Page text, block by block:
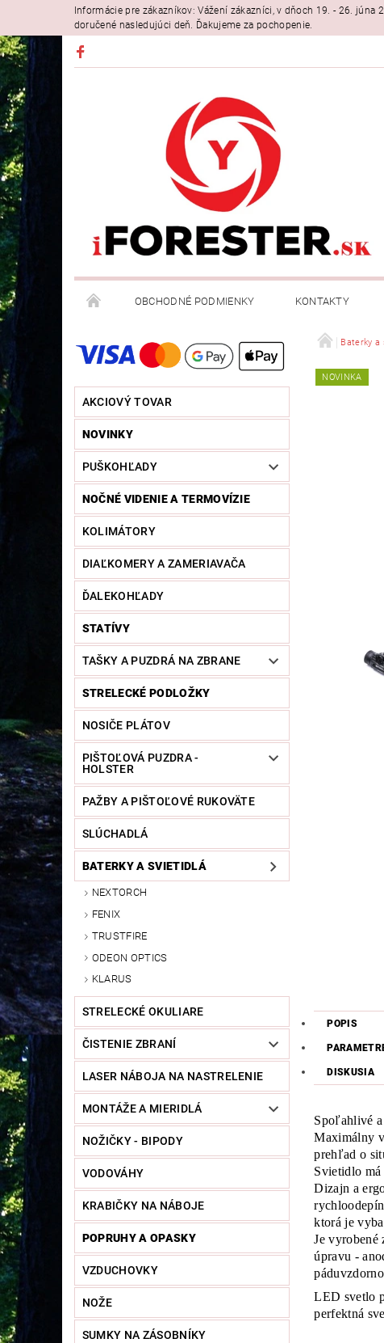
Informácie pre zákazníkov: Vážení zákazníci, v dňoch 19. - 26.
doručené nasledujúci deň. Ďakujeme za pochopenie.
OBCHODNÉ PODMIENKY KONTAKTY
AKCIOVÝ TOVAR
NOVINKY
PUŠKOHĽADY
NOČNÉ VIDENIE A TERMOVÍZIE
KOLIMÁTORY
DIAĽKOMERY A ZAMERIAVAČA
ĎALEKOHĽADY
STATÍVY
TAŠKY A PUZDRÁ NA ZBRANE
STRELECKÉ PODLOŽKY
NOSIČE PLÁTOV
PIŠTOĽOVÁ PUZDRA -
HOLSTER
PAŽBY A PIŠTOĽOVÉ RUKOVÄTE
SLÚCHADLÁ
BATERKY A SVIETIDLÁ
NEXTORCH
FENIX
TRUSTFIRE
ODEON OPTICS
KLARUS
STRELECKÉ OKULIARE
ČISTENIE ZBRANÍ
LASER NÁBOJA NA NASTRELENIE
MONTÁŽE A MIERIDLÁ
NOŽIČKY - BIPODY
VODOVÁHY
KRABIČKY NA NÁBOJE
POPRUHY A OPASKY
VZDUCHOVKY
NOŽE
SUMKY NA ZÁSOBNÍKY
Baterky a
NOVINKA
POPIS
DISKUSIA
Spoľahlivé
Maximálny
prehľad o
Svietidlo má
Dizajn a
ktorá je
Je
úpravu -
LED svetlo
perfektná